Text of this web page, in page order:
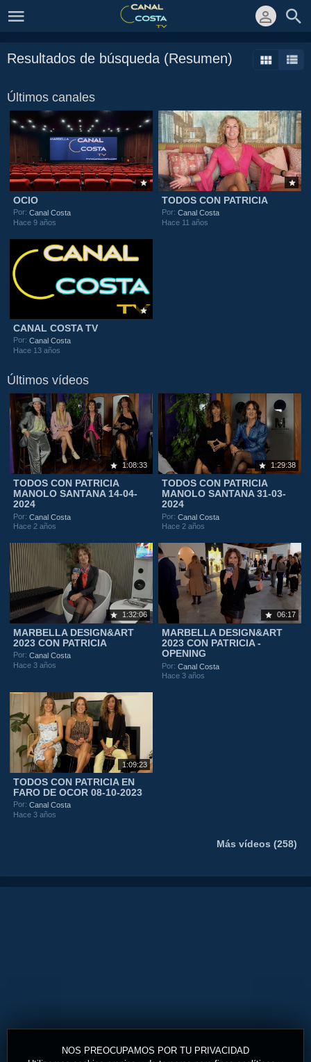
NOS PREOCUPAMOS POR TU PRIVACIDAD
Resultados de búsqueda (Resumen)
Últimos canales
OCIO
Por:Canal Costa
Hace 9 años
TODOS CON PATRICIA
Por:Canal Costa
Hace 11 años
CANAL COSTA TV
Por:Canal Costa
Hace 13 años
Últimos vídeos
1:08:33
TODOS CON PATRICIA
MANOLO SANTANA 14-04-
2024
Por:Canal Costa
Hace 2 años
1:29:38
TODOS CON PATRICIA
MANOLO SANTANA 31-03-
2024
Por:Canal Costa
Hace 2 años
1:32:06
MARBELLA DESIGN&ART
2023 CON PATRICIA
Por:Canal Costa
Hace 3 años
06:17
MARBELLA DESIGN&ART
2023 CON PATRICIA -
OPENING
Por:Canal Costa
Hace 3 años
1:09:23
TODOS CON PATRICIA EN
FARO DE OCOR 08-10-2023
Por:Canal Costa
Hace 3 años
Más vídeos (258)